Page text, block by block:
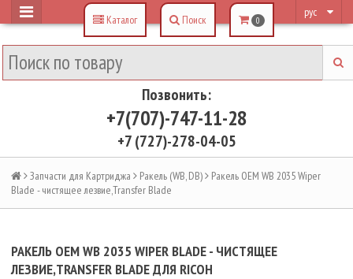
рус
Позвонить:
+7(707)-747-11-28
+7 (727)-278-04-05
Каталог Поиск 0
Запчасти для Картриджа Ракель (WB, DB)
Ракель OEM WB 2035 Wiper
Blade - чистящее лезвие,Transfer Blade
РАКЕЛЬ OEM WB 2035 WIPER BLADE - ЧИСТЯЩЕЕ
ЛЕЗВИЕ,TRANSFER BLADE ДЛЯ RICOH